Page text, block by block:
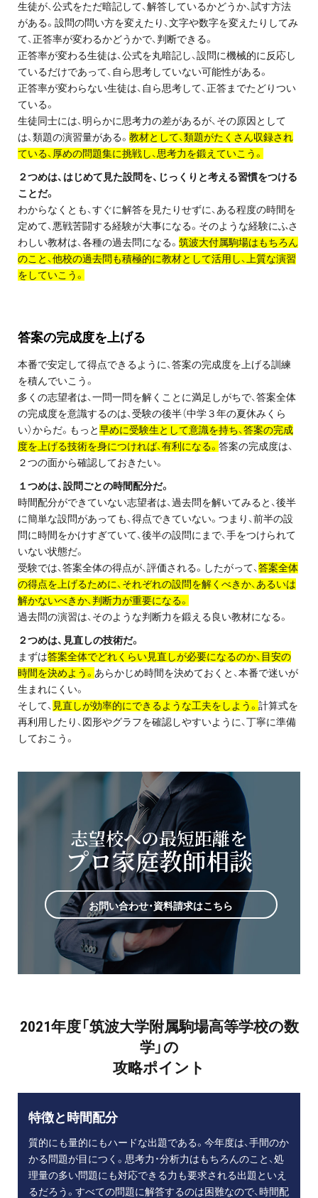
会社概要
採用情報
プライバシーポリシー
免責事項・著作権等
プロ教師が届ける
公式LINE＠
受付:9:30～21:30(定休:日曜・祝日)
無料体験授業とは
生徒が、公式をただ暗記して、解答しているかどうか、試す方法
がある。設問の問い方を変えたり、文字や数字を変えたりしてみ
て、正答率が変わるかどうかで、判断できる。
正答率が変わる生徒は、公式を丸暗記し、設問に機械的に反応し
ているだけであって、自ら思考していない可能性がある。
正答率が変わらない生徒は、自ら思考して、正答までたどりつい
ている。
生徒同士には、明らかに思考力の差があるが、その原因として
は、類題の演習量がある。 教材として、類題がたくさん収録され
ている、厚めの問題集に挑戦し、思考力を鍛えていこう。
２つめは、はじめて見た設問を、じっくりと考える習慣をつける
ことだ。
わからなくとも、すぐに解答を見たりせずに、ある程度の時間を
定めて、悪戦苦闘する経験が大事になる。そのような経験にふさ
わしい教材は、各種の過去問になる。 筑波大付属駒場はもちろん
のこと、他校の過去問も積極的に教材として活用し、上質な演習
をしていこう。
答案の完成度を上げる
本番で安定して得点できるように、答案の完成度を上げる訓練
を積んでいこう。
多くの志望者は、一問一問を解くことに満足しがちで、答案全体
の完成度を意識するのは、受験の後半（中学３年の夏休みくら
い）からだ。もっと早めに受験生として意識を持ち、答案の完成
度を上げる技術を身につければ、有利になる。 答案の完成度は、
２つの面から確認しておきたい。
１つめは、設問ごとの時間配分だ。
時間配分ができていない志望者は、過去問を解いてみると、後半
に簡単な設問があっても、得点できていない。つまり、前半の設
問に時間をかけすぎていて、後半の設問にまで、手をつけられて
いない状態だ。
受験では、答案全体の得点が、評価される。したがって、答案全体
の得点を上げるために、それぞれの設問を解くべきか、あるいは
解かないべきか、判断力が重要になる。
過去問の演習は、そのような判断力を鍛える良い教材になる。
２つめは、見直しの技術だ。
まずは答案全体でどれくらい見直しが必要になるのか、目安の
時間を決めよう。 あらかじめ時間を決めておくと、本番で迷いが
生まれにくい。
そして、 見直しが効率的にできるような工夫をしよう。 計算式を
再利用したり、図形やグラフを確認しやすいように、丁寧に準備
しておこう。
志望校への最短距離を
プロ家庭教師相談
お問い合わせ・資料請求はこちら
2021年度「筑波大学附属駒場高等学校の数
学」の
攻略ポイント
特徴と時間配分
質的にも量的にもハードな出題である。今年度は、手間のか
かる問題が目につく。思考力・分析力はもちろんのこと、処
理量の多い問題にも対応できる力も要求される出題といえ
るだろう。すべての問題に解答するのは困難なので、時間配